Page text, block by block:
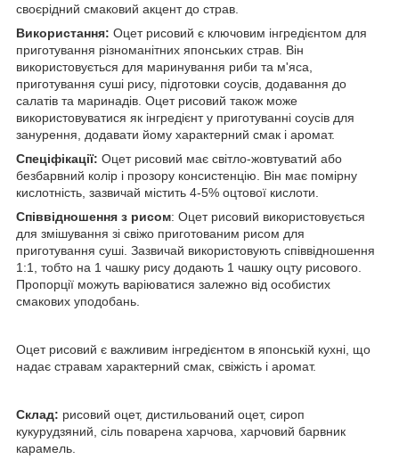
своєрідний смаковий акцент до страв.
Використання: Оцет рисовий є ключовим інгредієнтом для
приготування різноманітних японських страв. Він
використовується для маринування риби та м'яса,
приготування суші рису, підготовки соусів, додавання до
салатів та маринадів. Оцет рисовий також може
використовуватися як інгредієнт у приготуванні соусів для
занурення, додавати йому характерний смак і аромат.
Спеціфікації: Оцет рисовий має світло-жовтуватий або
безбарвний колір і прозору консистенцію. Він має помірну
кислотність, зазвичай містить 4-5% оцтової кислоти.
Співвідношення з рисом: Оцет рисовий використовується
для змішування зі свіжо приготованим рисом для
приготування суші. Зазвичай використовують співвідношення
1:1, тобто на 1 чашку рису додають 1 чашку оцту рисового.
Пропорції можуть варіюватися залежно від особистих
смакових уподобань.
Оцет рисовий є важливим інгредієнтом в японській кухні, що
надає стравам характерний смак, свіжість і аромат.
Склад: рисовий оцет, дистильований оцет, сироп
кукурудзяний, сіль поварена харчова, харчовий барвник
карамель.